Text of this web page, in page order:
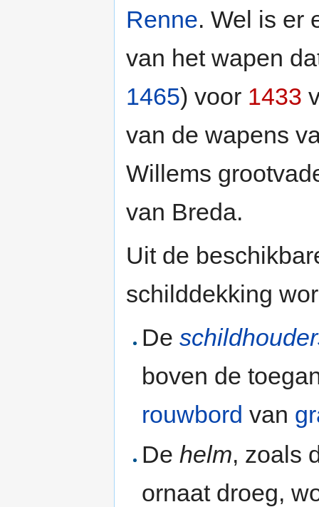
Renne. Wel is er
van het wapen
1465) voor 1433
van de wapens
Willems
van Breda.
Uit de
schilddekking
De
boven de
rouwbord van
Dehelm, zoals
ornaat droeg,